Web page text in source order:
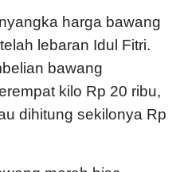
harga bawang
lebaran Idul Fitri.
bawang
kilo Rp 20 ribu,
dihitung sekilonya Rp